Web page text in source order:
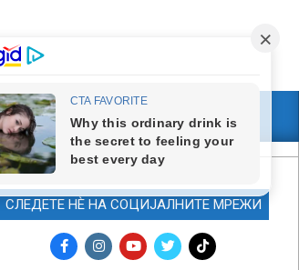
МАРКЕТИНГ
СЛЕДЕТЕ НЀ НА СОЦИЈАЛНИТЕ МРЕЖИ